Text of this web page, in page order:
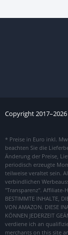
Copyright2017–2026